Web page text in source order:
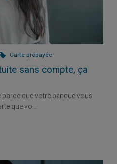
Carte prépayée
sans compte, ça
que votre banque vous
que vo...